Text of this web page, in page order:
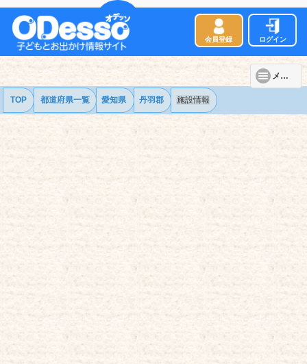
会員登録 ログイン
メニュー
TOP 都道府県一覧 愛知県 丹羽郡 施設情報